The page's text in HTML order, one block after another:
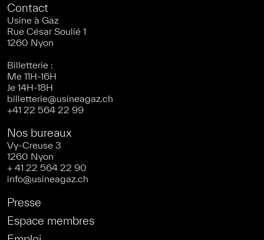
Contact
Usine à Gaz
Rue César Soulié 1
1260 Nyon
Billetterie :
Me 11H-16H
Je 14H-18H
billetterie@usineagaz.ch
+41 22 564 22 99
Nos bureaux
Vy-Creuse 3
1260 Nyon
+ 41 22 564 22 90
info@usineagaz.ch
Presse
Espace membres